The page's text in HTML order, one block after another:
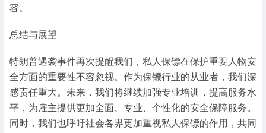
容。
总结与展望
特朗普遇袭事件再次提醒我们，私人保镖在保护重要人物安
全方面的重要性不容忽视。作为保镖行业的从业者，我们深
感责任重大。未来，我们将继续加强专业培训，提高服务水
平，为雇主提供更加全面、专业、个性化的安全保障服务。
同时，我们也呼吁社会各界更加重视私人保镖的作用，共同